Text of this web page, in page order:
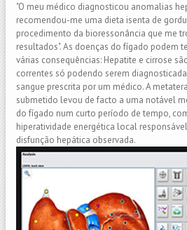
"O meu médico diagnosticou anomalias
recomendou-me uma dieta isenta de
procedimento da bioressonância que me
resultados". As doenças do fígado podem
várias consequências: Hepatite e cirrose
correntes só podendo serem
sangue prescrita por um médico. A
submetido levou de facto a uma notável
do fígado num curto período de tempo,
hiperatividade energética local
disfunção hepática observada.